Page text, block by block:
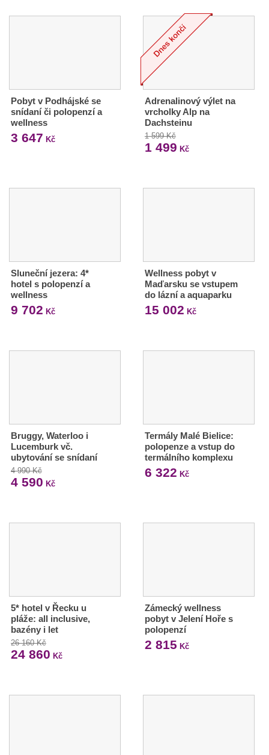
Pobyt v Podhájské se
snídaní či polopenzí a
wellness
3 647 Kč
Adrenalinový výlet na
vrcholky Alp na
Dachsteinu
1 599 Kč
1 499 Kč
Sluneční jezera: 4*
hotel s polopenzí a
wellness
9 702 Kč
Wellness pobyt v
Maďarsku se vstupem
do lázní a aquaparku
15 002 Kč
Bruggy, Waterloo i
Lucemburk vč.
ubytování se snídaní
4 990 Kč
4 590 Kč
Termály Malé Bielice:
polopenze a vstup do
termálního komplexu
6 322 Kč
5* hotel v Řecku u
pláže: all inclusive,
bazény i let
26 160 Kč
24 860 Kč
Zámecký wellness
pobyt v Jelení Hoře s
polopenzí
2 815 Kč